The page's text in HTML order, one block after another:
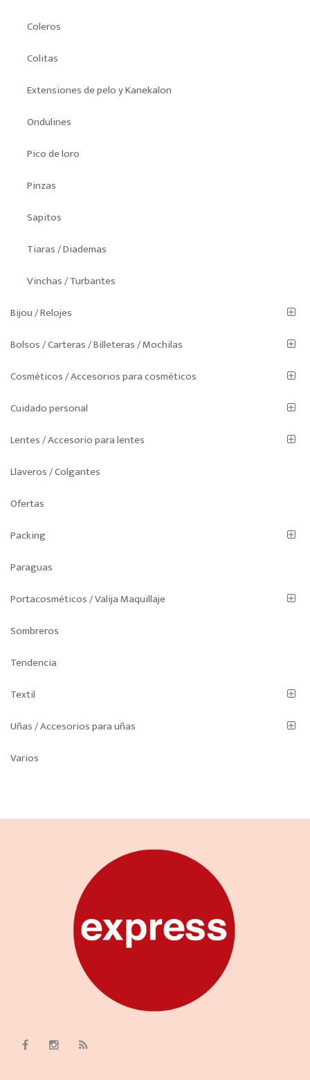
Coleros
Colitas
Extensiones de pelo y Kanekalon
Ondulines
Pico de loro
Pinzas
Sapitos
Tiaras / Diademas
Vinchas / Turbantes
Bijou / Relojes
Bolsos / Carteras / Billeteras / Mochilas
Cosméticos / Accesorios para cosméticos
Cuidado personal
Lentes / Accesorio para lentes
Llaveros / Colgantes
Ofertas
Packing
Paraguas
Portacosméticos / Valija Maquillaje
Sombreros
Tendencia
Textil
Uñas / Accesorios para uñas
Varios